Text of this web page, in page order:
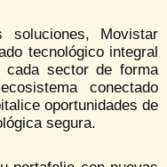
Movistar
tecnológico integral
cada sector de forma
conectado
oportunidades de
segura.